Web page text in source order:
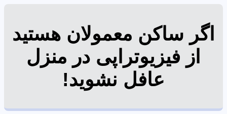
اگر ساکن معمولان هستید
از فیزیوتراپی در منزل
عافل نشوید!